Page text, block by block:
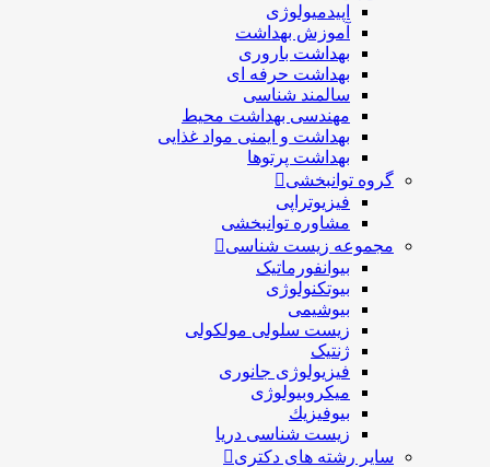
اپیدمیولوژی
آموزش بهداشت
بهداشت باروری
بهداشت حرفه ای
سالمند شناسی
مهندسی بهداشت محيط
بهداشت و ایمنی مواد غذایی
بهداشت پرتوها
گروه توانبخشی
فیزیوتراپی
مشاوره توانبخشی
مجموعه زیست شناسی
بیوانفورماتیک
بیوتکنولوژی
بیوشیمی
زیست سلولی مولکولی
ژنتیک
فیزیولوژی جانوری
میکروبیولوژی
بيوفيزيك
زیست شناسی دریا
سایر رشته های دکتری